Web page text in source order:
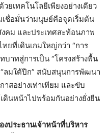
ยเทคโนโลยีเพียงอย่างเดียว
เชื่อมั่นว่ามนุษย์คือจุดเริ่มต้น
คม และประเทศสะท้อนภาพ
ยที่เดินเกมใหญ่กว่า “การ
บาทสู่การเป็น “โครงสร้างพื้น
ลมใต้ปีก” สนับสนุนการพัฒนา
าสอย่างเท่าเทียม และขับ
ดินหน้าไปพร้อมกันอย่างยั่งยืน
งประธานเจ้าหน้าที่บริหาร